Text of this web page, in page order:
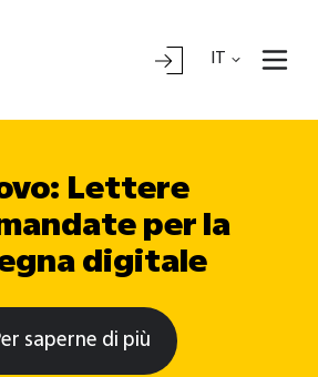
IT
Lettere
per la
digitale
saperne di più